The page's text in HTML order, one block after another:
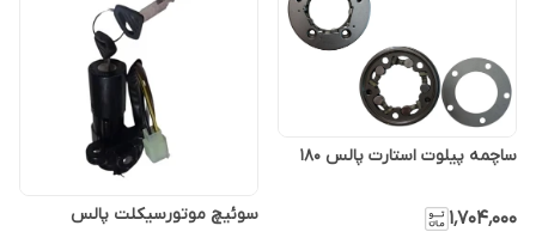
ساچمه پیلوت استارت پالس 180
۱٬۷۰۴٬۰۰۰ سوئیچ موتورسیکلت پالس